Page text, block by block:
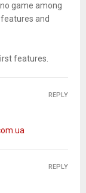
game among
and
features.
REPLY
REPLY